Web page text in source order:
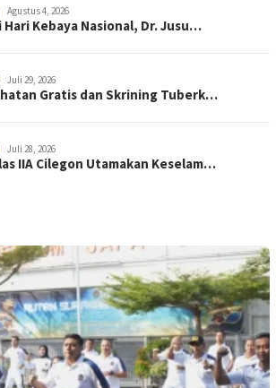
Agustus 4, 2026
Kebaya Nasional, Dr. Jusu…
Juli 29, 2026
Gratis dan Skrining Tuberk…
Juli 28, 2026
IIA Cilegon Utamakan Keselam…